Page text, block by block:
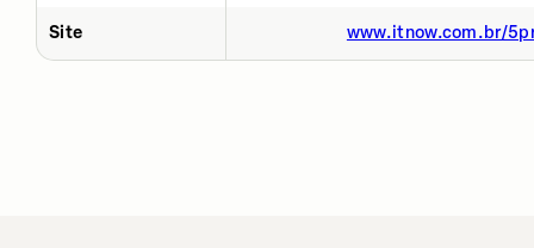
Site www.itnow.com.br/